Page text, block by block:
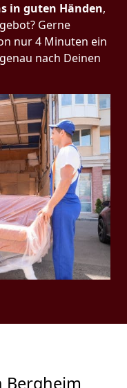
in guten Händen,
Gerne
nur 4 Minuten ein
nach Deinen
Bergheim